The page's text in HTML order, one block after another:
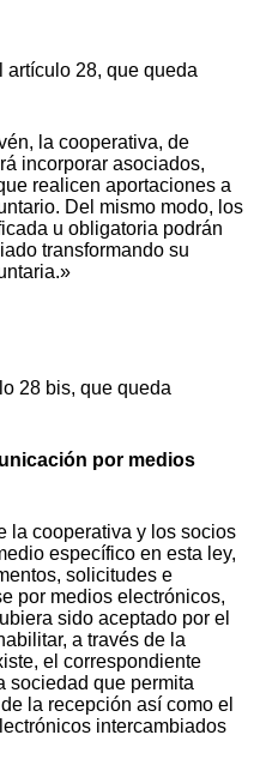
artículo 28, que queda
la cooperativa, de
incorporar asociados,
realicen aportaciones a
Del mismo modo, los
u obligatoria podrán
transformando su
28 bis, que queda
por medios
la cooperativa y los socios
específico en esta ley,
solicitudes e
por medios electrónicos,
sido aceptado por el
a través de la
el correspondiente
sociedad que permita
la recepción así como el
intercambiados